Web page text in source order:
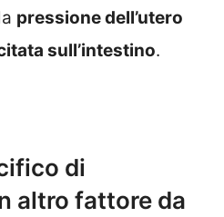
pressione dell’utero
sull’intestino.
di
altro fattore da